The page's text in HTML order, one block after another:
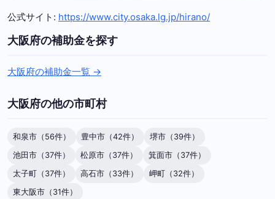
公式サイト: https://www.city.osaka.lg.jp/hirano/
大阪府の補助金を探す
大阪府の補助金一覧 →
大阪府の他の市町村
和泉市（56件） 豊中市（42件）
堺市（39件）
池田市（37件）
松原市（37件）
箕面市（37件）
太子町（37件）
高石市（33件）
岬町（32件）
東大阪市（31件）